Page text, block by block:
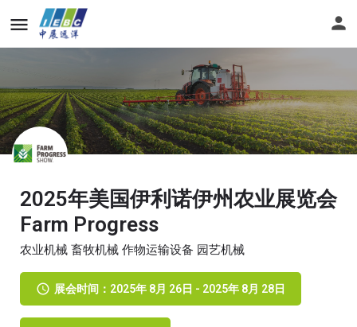
2025年美国伊利诺伊州农业展览会
Farm Progress
农业机械 畜牧机械 作物运输设备 园艺机械
展会时间：2025年 8月 26日 - 2025年 8月 28日